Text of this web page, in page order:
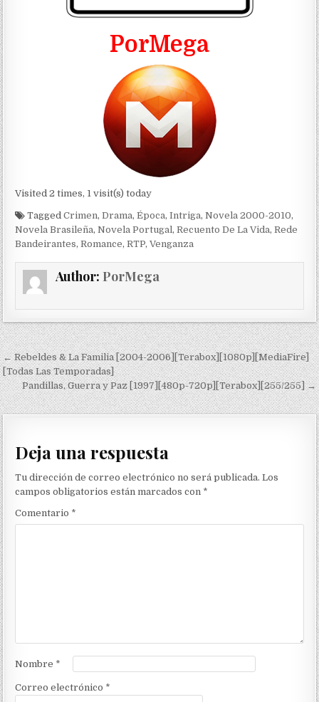
PorMega
Visited 2 times, 1 visit(s) today
TaggedCrimen,Drama,Época,Intriga,Novela 2000-2010,
Novela Brasileña,Novela Portugal,Recuento De La Vida,Rede
Bandeirantes,Romance,RTP,Venganza
Author: PorMega
Navegación de entradas
← Rebeldes & La Familia [2004-2006][Terabox][1080p][MediaFire]
[Todas Las Temporadas]
Pandillas, Guerra y Paz [1997][480p-720p][Terabox][255/255] →
Deja una respuesta
Tu dirección de correo electrónico no será publicada. Los
campos obligatorios están marcados con *
Comentario *
Nombre *
Correo electrónico *